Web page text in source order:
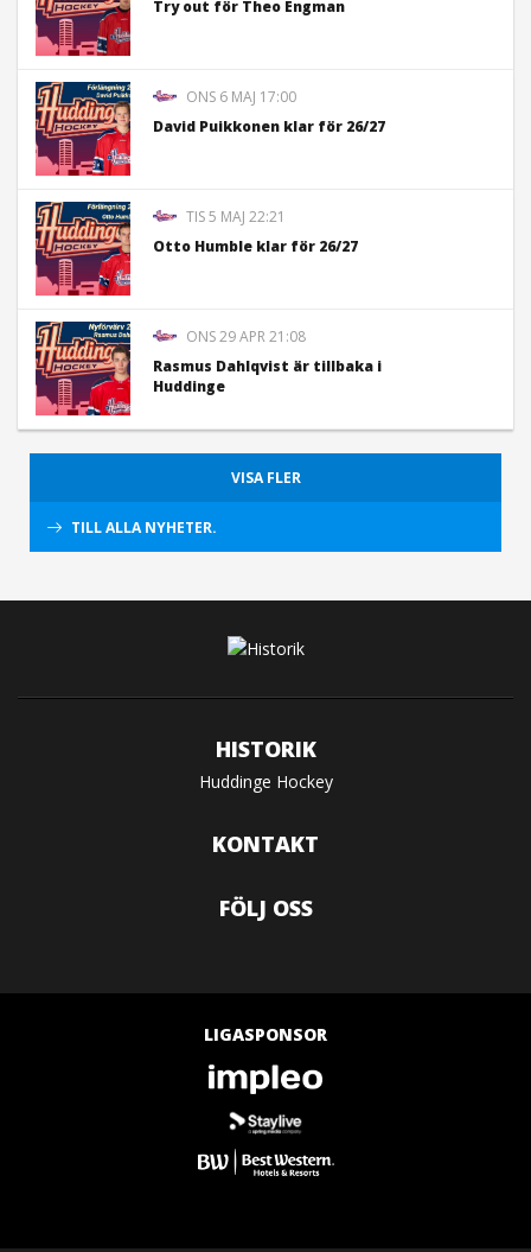
Try out för Theo Engman
ONS 6 MAJ 17:00
David Puikkonen klar för 26/27
TIS 5 MAJ 22:21
Otto Humble klar för 26/27
ONS 29 APR 21:08
Rasmus Dahlqvist är tillbaka i
Huddinge
VISA FLER
TILL ALLA NYHETER.
HISTORIK
Huddinge Hockey
KONTAKT
FÖLJ OSS
LIGASPONSOR